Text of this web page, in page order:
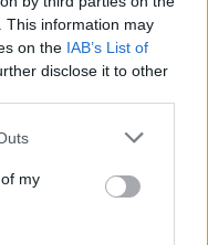
This information may
on the IAB’s List of
disclose it to other
my
στηρίζει τη […]